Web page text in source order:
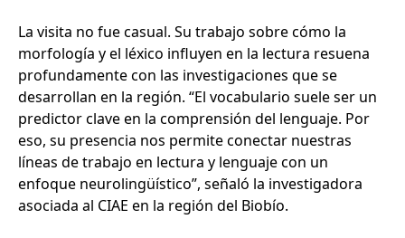
La visita no fue casual. Su trabajo sobre cómo la
morfología y el léxico influyen en la lectura resuena
profundamente con las investigaciones que se
desarrollan en la región. “El vocabulario suele ser un
predictor clave en la comprensión del lenguaje. Por
eso, su presencia nos permite conectar nuestras
líneas de trabajo en lectura y lenguaje con un
enfoque neurolingüístico”, señaló la investigadora
asociada al CIAE en la región del Biobío.